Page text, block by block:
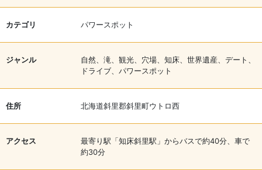
カテゴリ パワースポット
ジャンル
自然、滝、観光、穴場、知床、世界遺産、デート、
ドライブ、パワースポット
住所 北海道斜里郡斜里町ウトロ西
アクセス
最寄り駅「知床斜里駅」からバスで約40分、車で
約30分